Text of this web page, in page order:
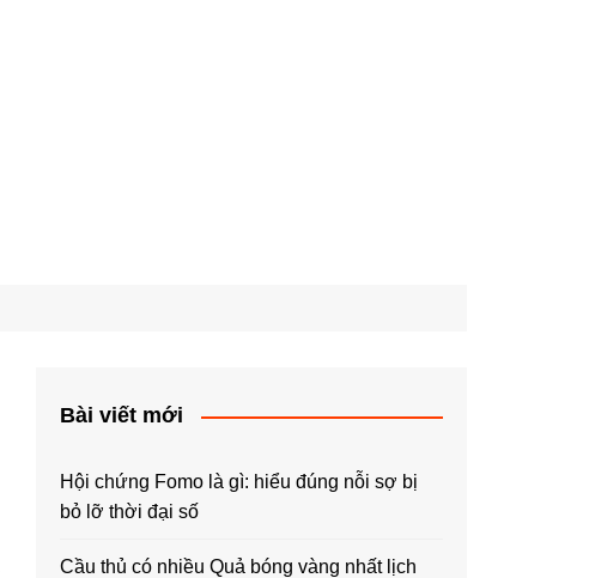
Bài viết mới
Hội chứng Fomo là gì: hiểu đúng nỗi sợ bị
bỏ lỡ thời đại số
Cầu thủ có nhiều Quả bóng vàng nhất lịch